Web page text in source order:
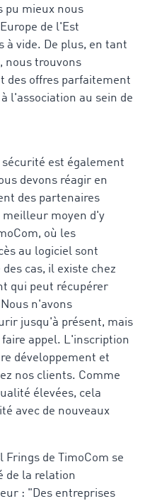
pu mieux nous
de l'Est
vide. De plus, en tant
nous trouvons
des offres parfaitement
l'association au sein de
est également
devons réagir en
des partenaires
meilleur moyen d'y
où les
au logiciel sont
cas, il existe chez
qui peut récupérer
n'avons
jusqu'à présent, mais
appel. L'inscription
développement et
nos clients. Comme
élevées, cela
avec de nouveaux
Frings de TimoCom se
de la relation
: "Des entreprises